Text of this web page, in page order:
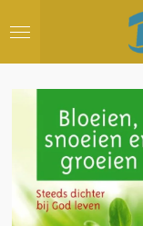
direct
hoofdinhoud